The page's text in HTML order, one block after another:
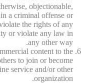
objectionable,
a criminal offense or
the rights of any
or violate any law in
any other way.
content to the
to join or become
service and/or other
organization.